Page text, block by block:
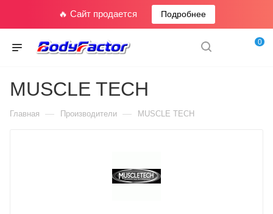
🔥 Сайт продается Подробнее
0
MUSCLE TECH
Главная — Производители — MUSCLE TECH